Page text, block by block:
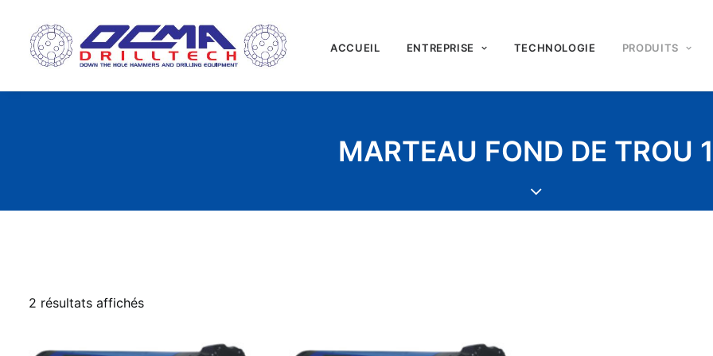
ACCUEIL ENTREPRISE TECHNOLOGIE PRODUITS
MARTEAU FOND DE TROU
2 résultats affichés